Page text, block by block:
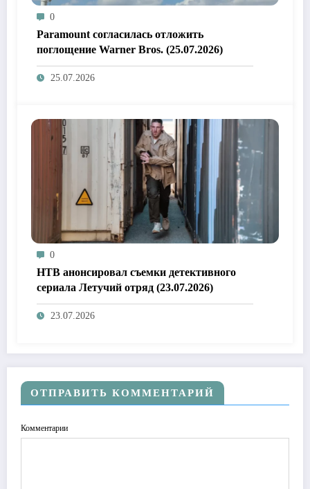
0
Paramount согласилась отложить
поглощение Warner Bros. (25.07.2026)
25.07.2026
0
НТВ анонсировал съемки детективного
сериала Летучий отряд (23.07.2026)
23.07.2026
ОТПРАВИТЬ КОММЕНТАРИЙ
Комментарии